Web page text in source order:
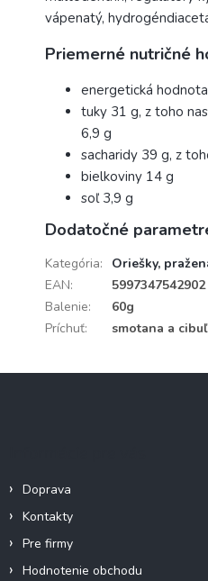
vápenatý,
Priemerné nutričné
energetická
tuky 31 g, z toho
6,9 g
sacharidy 39 g, z
bielkoviny 14 g
soľ 3,9 g
Dodatočné
Kategória:
Oriešky,
EAN:
5997347542902
Balenie:
60g
Príchuť: smotana a
Doprava
Kontakty
Pre firmy
Hodnotenie obchodu